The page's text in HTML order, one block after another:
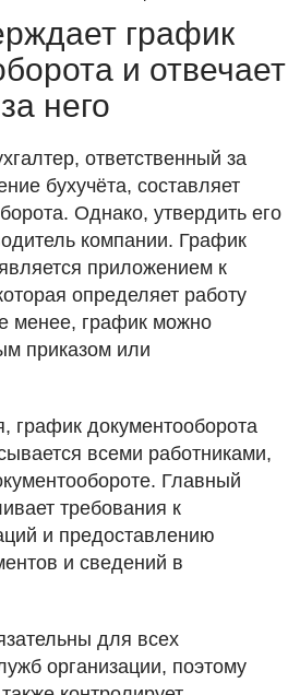
график
и отвечает
за него
ответственный за
бухучёта, составляет
Однако, утвердить его
компании. График
приложением к
определяет работу
менее, график можно
приказом или
график документооборота
всеми работниками,
Главный
требования к
и предоставлению
и сведений в
для всех
организации, поэтому